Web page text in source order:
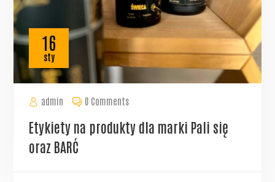
admin
16
sty
0 Comments
Etykiety na produkty dla marki Pali się
oraz BARĆ